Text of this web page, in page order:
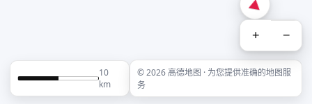
+ −
10
km
© 2026 高德地图 · 为您提供准确的地图服
务